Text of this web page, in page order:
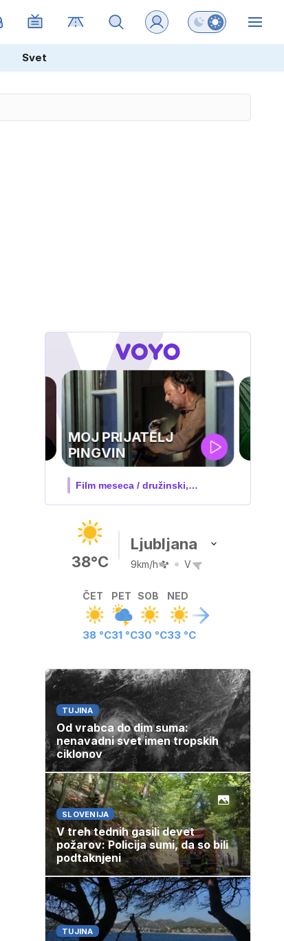
Preklopi barvni
Svet
ZUFFA BOXING 10
V živo na VOYO: sobota ob
38°C
Ljubljana
9km/h V
ČET
38 °C
PET
31 °C
SOB
30 °C
NED
33 °C
TUJINA
Od vrabca do dim suma:
nenavadni svet imen tropskih
ciklonov
SLOVENIJA
V treh tednih gasili devet
požarov: Policija sumi, da so bili
podtaknjeni
TUJINA